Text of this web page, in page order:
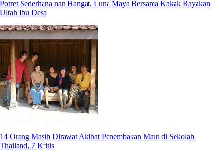
Potret Sederhana nan Hangat, Luna Maya Bersama Kakak Rayakan
Ultah Ibu Desa
14 Orang Masih Dirawat Akibat Penembakan Maut di Sekolah
Thailand, 7 Kritis